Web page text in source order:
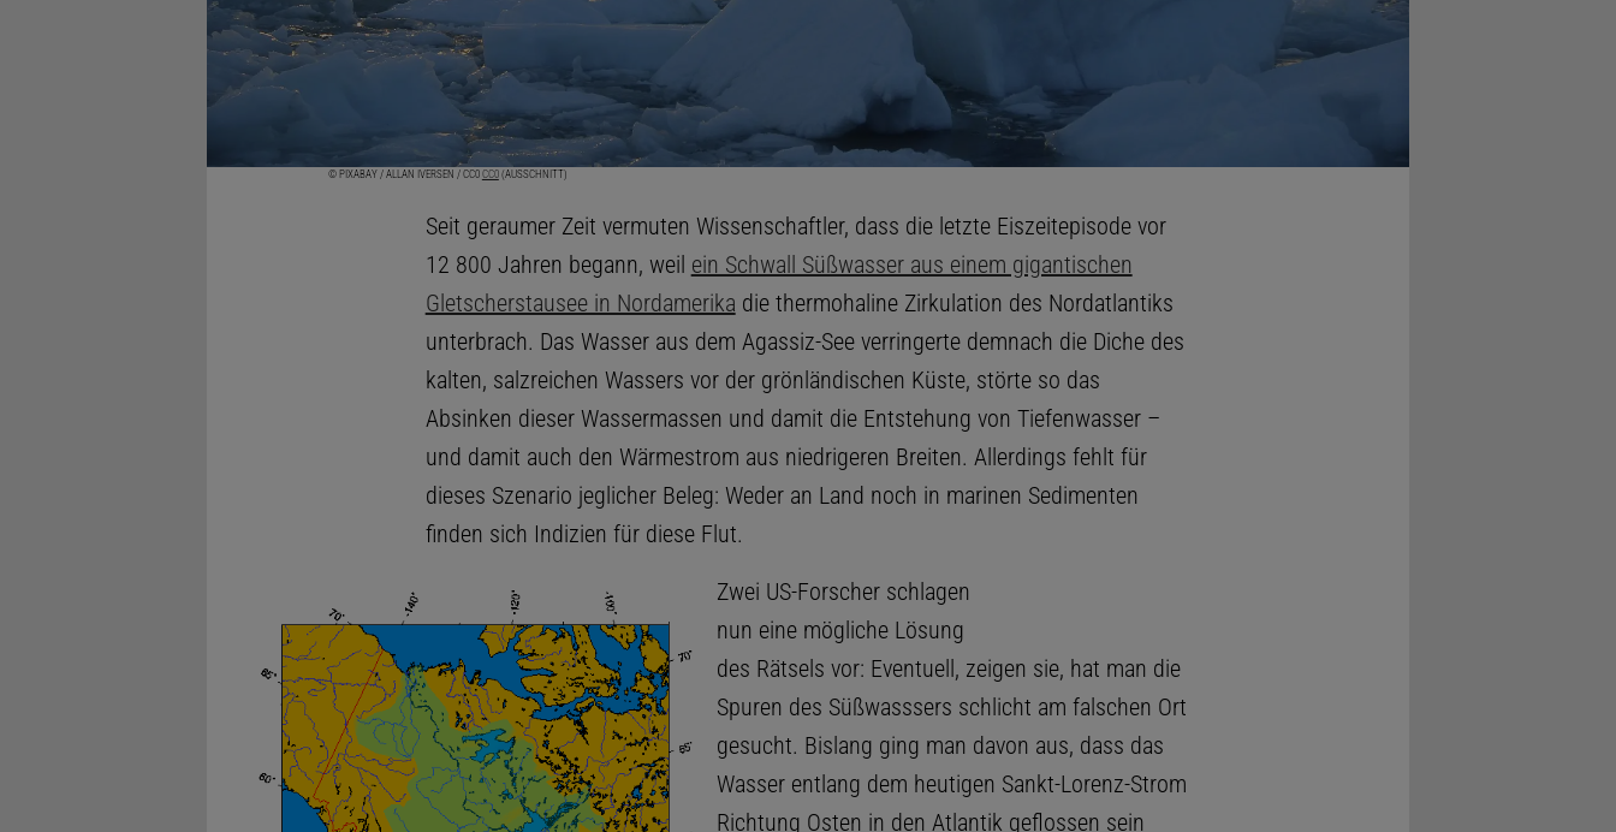
© PIXABAY / ALLAN IVERSEN / CC0 CC0(AUSSCHNITT)
Seit geraumer Zeit vermuten Wissenschaftler, dass die letzte Eiszeitepisode vor
12 800 Jahren begann, weil ein Schwall Süßwasser aus einem gigantischen
Gletscherstausee in Nordamerika die thermohaline Zirkulation des Nordatlantiks
unterbrach. Das Wasser aus dem Agassiz-See verringerte demnach die Diche des
kalten, salzreichen Wassers vor der grönländischen Küste, störte so das
Absinken dieser Wassermassen und damit die Entstehung von Tiefenwasser –
und damit auch den Wärmestrom aus niedrigeren Breiten. Allerdings fehlt für
dieses Szenario jeglicher Beleg: Weder an Land noch in marinen Sedimenten
finden sich Indizien für diese Flut.
Zwei US-Forscher schlagen
nun eine mögliche Lösung
des Rätsels vor: Eventuell, zeigen sie, hat man die
Spuren des Süßwasssers schlicht am falschen Ort
gesucht. Bislang ging man davon aus, dass das
Wasser entlang dem heutigen Sankt-Lorenz-Strom
Richtung Osten in den Atlantik geflossen sein